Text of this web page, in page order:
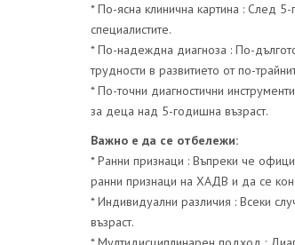
* По-ясна клинична картина : След
специалистите.
* По-надеждна диагноза : По-
трудности в развитието от по-
* По-точни диагностични
за деца над 5-годишна възраст.
Важно е да се отбележи:
* Ранни признаци : Въпреки че
ранни признаци на ХАДВ и да се
* Индивидуални различия : Всеки
възраст.